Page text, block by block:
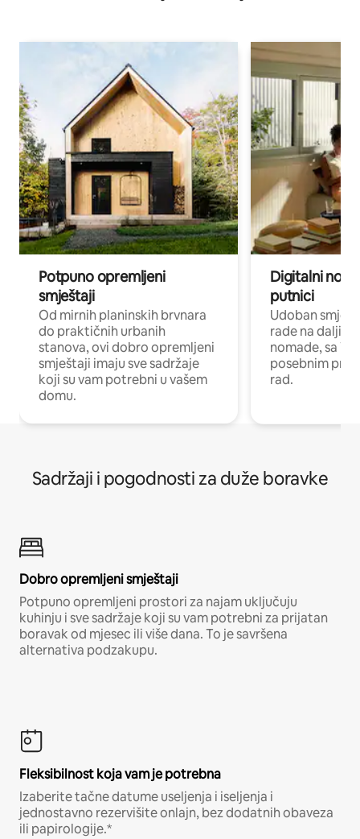
Potpuno opremljeni
smještaji
Od mirnih planinskih brvnara
do praktičnih urbanih
stanova, ovi dobro opremljeni
smještaji imaju sve sadržaje
koji su vam potrebni u vašem
domu.
Digitalni
putnici
Udoban
rade na
nomade, sa
posebnim
rad.
Sadržaji i pogodnosti za duže boravke
Dobro opremljeni smještaji
Potpuno opremljeni prostori za najam uključuju
kuhinju i sve sadržaje koji su vam potrebni za prijatan
boravak od mjesec ili više dana. To je savršena
alternativa podzakupu.
Fleksibilnost koja vam je potrebna
Izaberite tačne datume useljenja i iseljenja i
jednostavno rezervišite onlajn, bez dodatnih obaveza
ili papirologije.*